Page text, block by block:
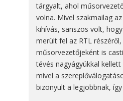
tárgyalt, ahol
volna. Mivel szakmailag
kihívás, sanszos volt,
merült fel az RTL
műsorvezetőjeként is
tévés nagyágyúkkal kellett
mivel a
bizonyult a legjobbnak,